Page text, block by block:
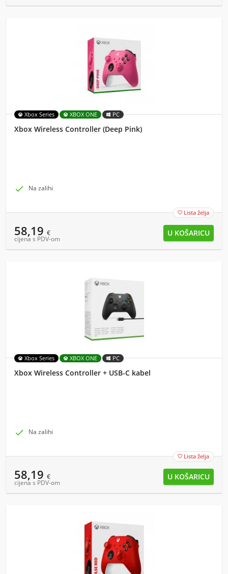
Xbox Series XBOX ONE PC
Xbox Wireless Controller (Deep Pink)
 Na zalihi
 Lista želja
58,19 €
cijena s PDV-om
Xbox Series XBOX ONE PC
Xbox Wireless Controller + USB-C kabel
 Na zalihi
 Lista želja
58,19 €
cijena s PDV-om